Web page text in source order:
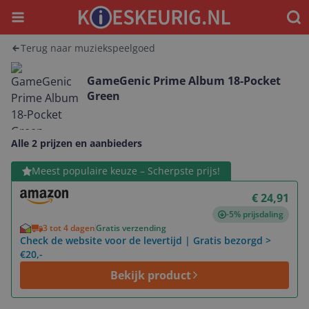
Menu
Terug naar muziekspeelgoed
GameGenic Prime Album 18-Pocket
Green
Alle 2 prijzen en aanbieders
Meest populaire keuze – Scherpste prijs!
€ 24,91
-5% prijsdaling
3 tot 4 dagenGratis verzending
Check de website voor de levertijd | Gratis bezorgd >
€20,-
Bekijk product
Bekijk product